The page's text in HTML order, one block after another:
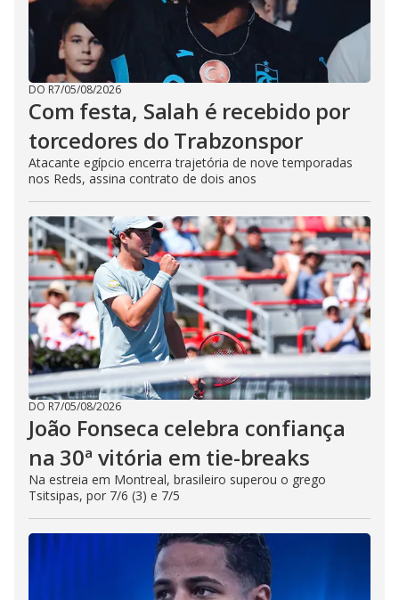
DO R7/05/08/2026
Com festa, Salah é recebido por
torcedores do Trabzonspor
Atacante egípcio encerra trajetória de nove temporadas
nos Reds, assina contrato de dois anos
DO R7/05/08/2026
João Fonseca celebra confiança
na 30ª vitória em tie-breaks
Na estreia em Montreal, brasileiro superou o grego
Tsitsipas, por 7/6 (3) e 7/5